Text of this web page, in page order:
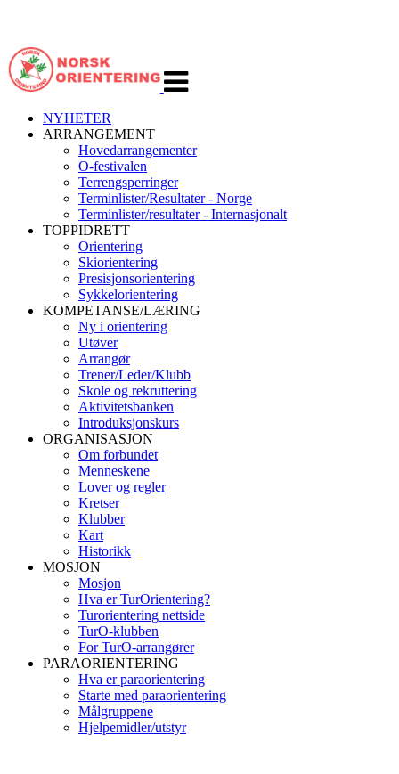
navigasjon
NYHETER
ARRANGEMENT
Hovedarrangementer
O-festivalen
Terrengsperringer
Terminlister/Resultater - Norge
Terminlister/resultater - Internasjonalt
TOPPIDRETT
Orientering
Skiorientering
Presisjonsorientering
Sykkelorientering
KOMPETANSE/LÆRING
Ny i orientering
Utøver
Arrangør
Trener/Leder/Klubb
Skole og rekruttering
Aktivitetsbanken
Introduksjonskurs
ORGANISASJON
Om forbundet
Menneskene
Lover og regler
Kretser
Klubber
Kart
Historikk
MOSJON
Mosjon
Hva er TurOrientering?
Turorientering nettside
TurO-klubben
For TurO-arrangører
PARAORIENTERING
Hva er paraorientering
Starte med paraorientering
Målgruppene
Hjelpemidler/utstyr